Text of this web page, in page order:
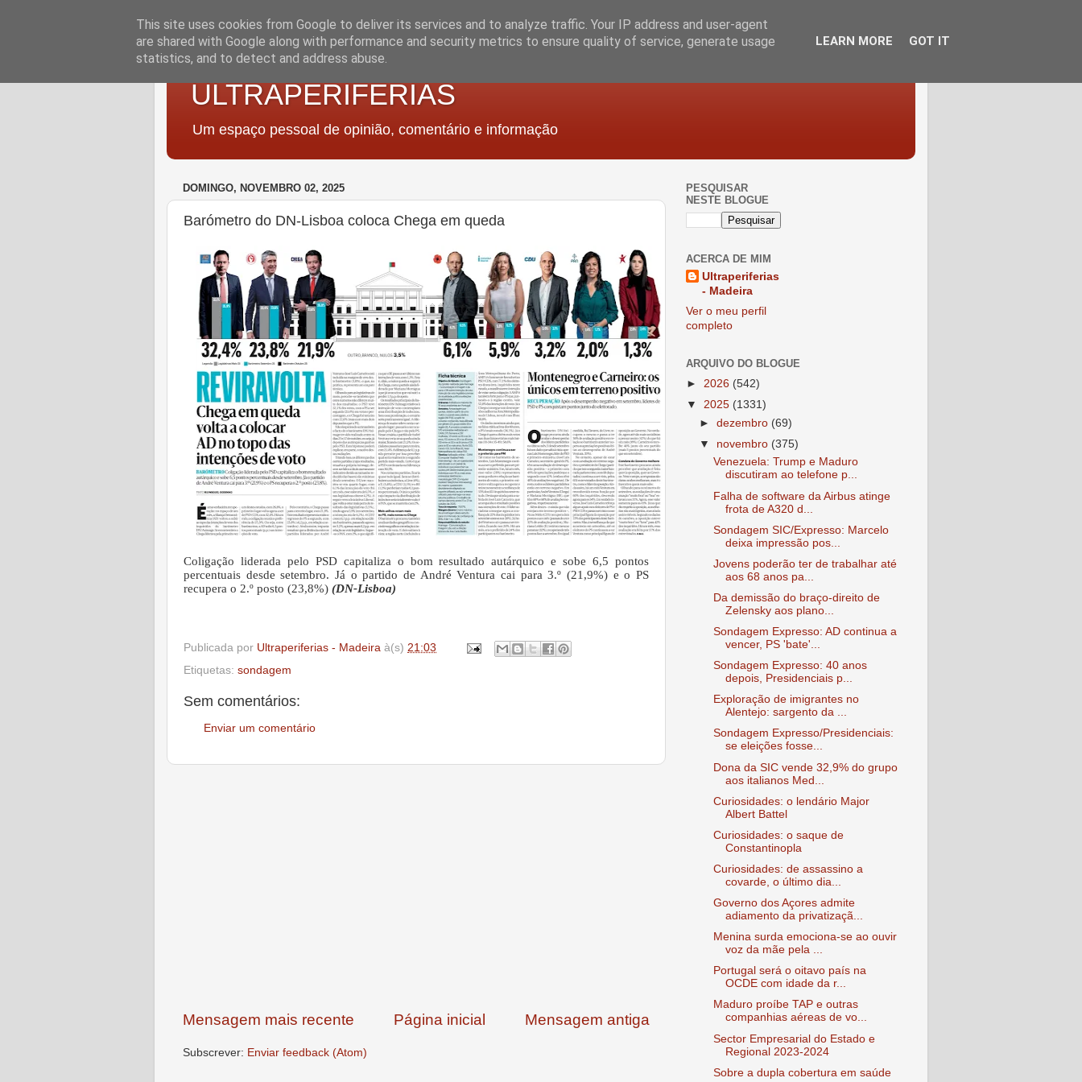
ULTRAPERIFERIAS
Um espaço pessoal de opinião, comentário e informação
DOMINGO, NOVEMBRO 02, 2025
Barómetro do DN-Lisboa coloca Chega em queda
Coligação liderada pelo PSD capitaliza o bom resultado autárquico e sobe 6,5 pontos
percentuais desde setembro. Já o partido de André Ventura cai para 3.º (21,9%) e o PS
recupera o 2.º posto (23,8%) (DN-Lisboa)
Publicada por Ultraperiferias - Madeira à(s) 21:03
Etiquetas: sondagem
Sem comentários:
Enviar um comentário
Mensagem mais recente Mensagem antiga
Página inicial
Subscrever: Enviar feedback (Atom)
PESQUISAR
NESTE BLOGUE
ACERCA DE MIM
Ultraperiferias
- Madeira
Ver o meu perfil
completo
ARQUIVO DO BLOGUE
► 2026 (542)
▼ 2025 (1331)
►dezembro (69)
▼ novembro (375)
Venezuela: Trump e Maduro
discutiram ao telefone p...
Falha de software da Airbus atinge
frota de A320 d...
Sondagem SIC/Expresso: Marcelo
deixa impressão pos...
Jovens poderão ter de trabalhar até
aos 68 anos pa...
Da demissão do braço-direito de
Zelensky aos plano...
Sondagem Expresso: AD continua a
vencer, PS 'bate'...
Sondagem Expresso: 40 anos
depois, Presidenciais p...
Exploração de imigrantes no
Alentejo: sargento da ...
Sondagem Expresso/Presidenciais:
se eleições fosse...
Dona da SIC vende 32,9% do grupo
aos italianos Med...
Curiosidades: o lendário Major
Albert Battel
Curiosidades: o saque de
Constantinopla
Curiosidades: de assassino a
covarde, o último dia...
Governo dos Açores admite
adiamento da privatizaçã...
Menina surda emociona-se ao ouvir
voz da mãe pela ...
Portugal será o oitavo país na
OCDE com idade da r...
Maduro proíbe TAP e outras
companhias aéreas de vo...
Sector Empresarial do Estado e
Regional 2023-2024
Sobre a dupla cobertura em saúde
This site uses cookies from Google to deliver its services and to analyze traffic. Your IP address and user-agent
are shared with Google along with performance and security metrics to ensure quality of service, generate usage
statistics, and to detect and address abuse.
LEARN MORE GOT IT